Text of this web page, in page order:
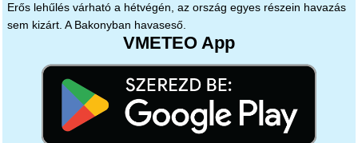
Erős lehűlés várható a hétvégén, az ország egyes részein havazás
sem kizárt. A Bakonyban havaseső.
VMETEO App